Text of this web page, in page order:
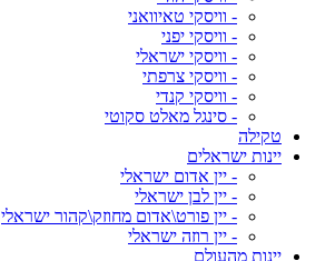
- וויסקי טאיוואני
- וויסקי יפני
- וויסקי ישראלי
- וויסקי צרפתי
- וויסקי קנדי
- סינגל מאלט סקוטי
טקילה
יינות ישראלים
- יין אדום ישראלי
- יין לבן ישראלי
- יין פורט\אדום מחוזק\קהור ישראלי
- יין רוזה ישראלי
יינות מהעולם